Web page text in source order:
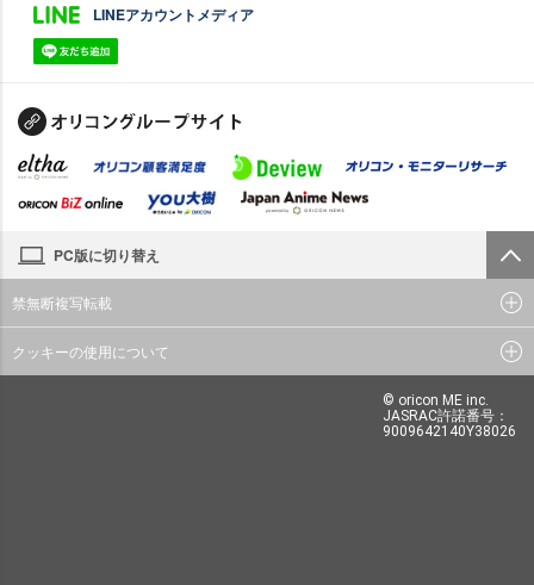
LINEアカウントメディア
PC版に切り替え
禁無断複写転載
クッキーの使用について
© oricon ME inc.
JASRAC許諾番号：
9009642140Y38026